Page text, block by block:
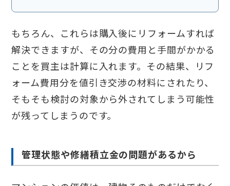
もちろん、これらは購入後にリフォームすれば
解決できますが、その分の費用と手間がかかる
ことを買主は計算に入れます。その結果、リフ
ォーム費用分を値引き交渉の材料にされたり、
そもそも検討の対象から外されてしまう可能性
が残ってしまうのです。
管理状態や修繕積立金の問題があるから